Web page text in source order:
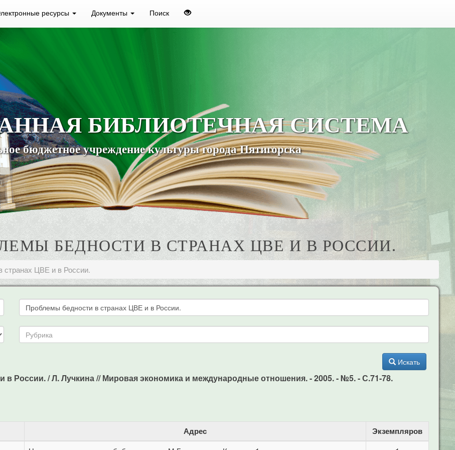
ресурсы Документы Поиск
БИБЛИОТЕЧНАЯ СИСТЕМА
бюджетное учреждение культуры города Пятигорска
БЕДНОСТИ В СТРАНАХ ЦВЕ И В РОССИИ.
странах ЦВЕ и в России.
Искать
России. / Л. Лучкина // Мировая экономика и международные отношения. - 2005. - №5. - С.71-78.
Адрес Экземпляров